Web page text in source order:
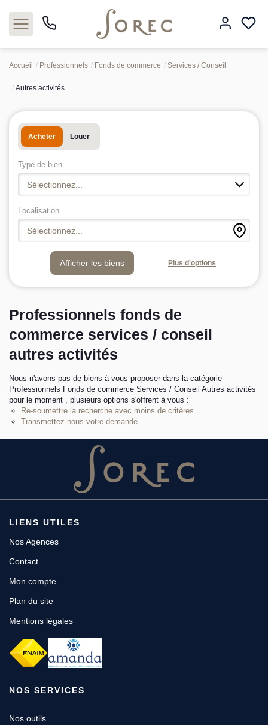
Louer
Estimer
Neuf
Gestion
Syndic
L’équipe sorec
Recrutement
Accueil Professionnels Fonds de commerce Services / Conseil
Autres activités
Acheter Louer
Type de bien
Sélectionnez...
Localisation
Sélectionnez...
Plus d'options
Professionnels fonds de
commerce services / conseil
autres activités
Nous n'avons pas de biens à vous proposer dans la catégorie
Professionnels Fonds de commerce Services / Conseil Autres activités
pour le moment , plusieurs options s'offrent à vous :
Re-soumettre la recherche avec moins de critères.
Transmettez-nous votre demande
LIENS UTILES
Nos Agences
Contact
Mon compte
Plan du site
Mentions légales
NOS SERVICES
Nos outils